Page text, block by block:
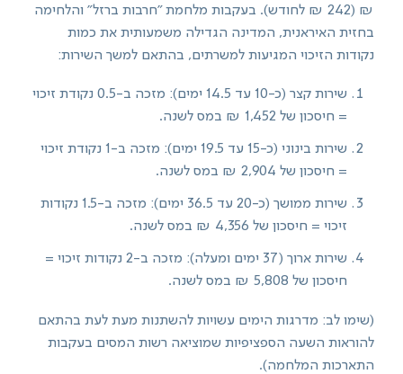
₪ (242 ₪ לחודש). בעקבות מלחמת "חרבות ברזל" והלחימה
בחזית האיראנית, המדינה הגדילה משמעותית את כמות
נקודות הזיכוי המגיעות למשרתים, בהתאם למשך השירות:
שירות קצר (כ-10 עד 14.5 ימים): מזכה ב-0.5 נקודת זיכוי
= חיסכון של 1,452 ₪ במס לשנה.
שירות בינוני (כ-15 עד 19.5 ימים): מזכה ב-1 נקודת זיכוי
= חיסכון של 2,904 ₪ במס לשנה.
שירות ממושך (כ-20 עד 36.5 ימים): מזכה ב-1.5 נקודות
זיכוי = חיסכון של 4,356 ₪ במס לשנה.
שירות ארוך (37 ימים ומעלה): מזכה ב-2 נקודות זיכוי =
חיסכון של 5,808 ₪ במס לשנה.
(שימו לב: מדרגות הימים עשויות להשתנות מעת לעת בהתאם
להוראות השעה הספציפיות שמוציאה רשות המסים בעקבות
התארכות המלחמה).